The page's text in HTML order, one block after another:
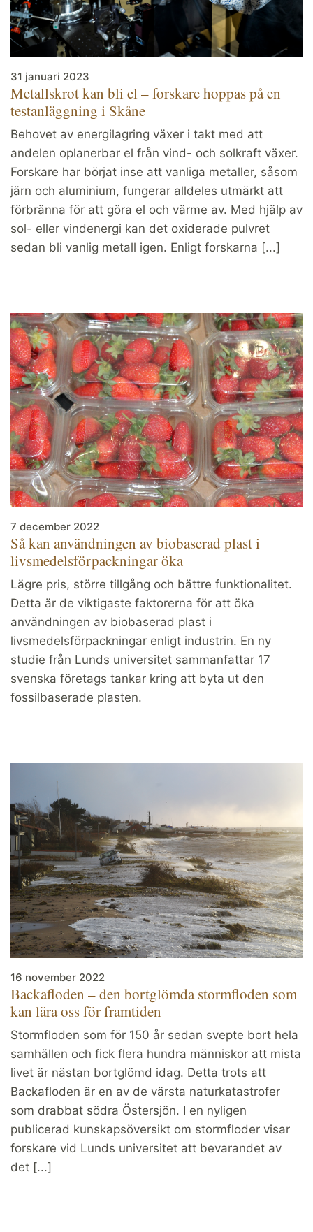
31 januari 2023
Metallskrot kan bli el – forskare hoppas på en
testanläggning i Skåne
Behovet av energilagring växer i takt med att
andelen oplanerbar el från vind- och solkraft växer.
Forskare har börjat inse att vanliga metaller, såsom
järn och aluminium, fungerar alldeles utmärkt att
förbränna för att göra el och värme av. Med hjälp av
sol- eller vindenergi kan det oxiderade pulvret
sedan bli vanlig metall igen. Enligt forskarna [...]
7 december 2022
Så kan användningen av biobaserad plast i
livsmedelsförpackningar öka
Lägre pris, större tillgång och bättre funktionalitet.
Detta är de viktigaste faktorerna för att öka
användningen av biobaserad plast i
livsmedelsförpackningar enligt industrin. En ny
studie från Lunds universitet sammanfattar 17
svenska företags tankar kring att byta ut den
fossilbaserade plasten.
16 november 2022
Backafloden – den bortglömda stormfloden som
kan lära oss för framtiden
Stormfloden som för 150 år sedan svepte bort hela
samhällen och fick flera hundra människor att mista
livet är nästan bortglömd idag. Detta trots att
Backafloden är en av de värsta naturkatastrofer
som drabbat södra Östersjön. I en nyligen
publicerad kunskapsöversikt om stormfloder visar
forskare vid Lunds universitet att bevarandet av
det [...]